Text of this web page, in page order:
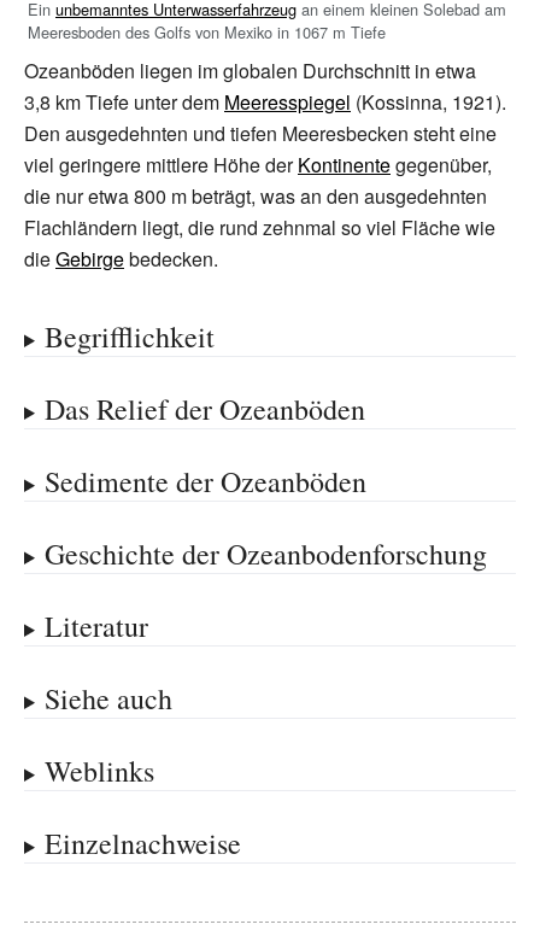
Ein unbemanntes Unterwasserfahrzeug an einem kleinen Solebad am
Meeresboden des Golfs von Mexiko in 1067 m Tiefe
Ozeanböden liegen im globalen Durchschnitt in etwa
3,8 km Tiefe unter dem Meeresspiegel (Kossinna, 1921).
Den ausgedehnten und tiefen Meeresbecken steht eine
viel geringere mittlere Höhe derKontinentegegenüber,
die nur etwa 800 m beträgt, was an den ausgedehnten
Flachländern liegt, die rund zehnmal so viel Fläche wie
dieGebirgebedecken.
Begrifflichkeit
Das Relief der Ozeanböden
Sedimente der Ozeanböden
Geschichte der Ozeanbodenforschung
Literatur
Siehe auch
Weblinks
Einzelnachweise